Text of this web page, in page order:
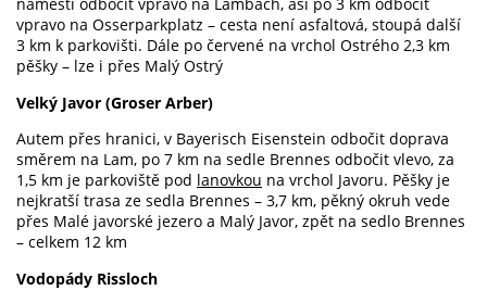
náměstí odbočit vpravo na Lambach, asi po 3 km odbočit
vpravo na Osserparkplatz – cesta není asfaltová, stoupá další
3 km k parkovišti. Dále po červené na vrchol Ostrého 2,3 km
pěšky – lze i přes Malý Ostrý
Velký Javor (Groser Arber)
Autem přes hranici, v Bayerisch Eisenstein odbočit doprava
směrem na Lam, po 7 km na sedle Brennes odbočit vlevo, za
1,5 km je parkoviště pod lanovkou na vrchol Javoru. Pěšky je
nejkratší trasa ze sedla Brennes – 3,7 km, pěkný okruh vede
přes Malé javorské jezero a Malý Javor, zpět na sedlo Brennes
– celkem 12 km
Vodopády Rissloch